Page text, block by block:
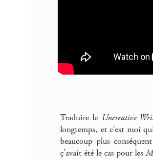
Traduire le Uncreative
longtemps, et c’est moi
beaucoup plus
ç’avait été le cas pour les